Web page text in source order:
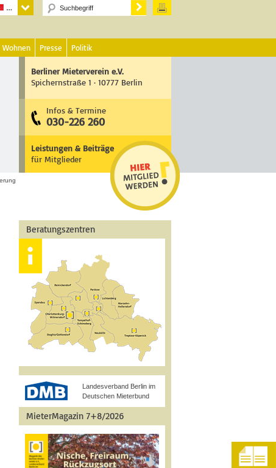
Wohnen Presse Politik
Berliner Mieterverein e.V.
Spichernstraße 1 · 10777 Berlin
Infos & Termine
030-226 260
Leistungen & Beiträge
für Mitglieder
Beratungszentren
Landesverband Berlin im
Deutschen Mieterbund
MieterMagazin 7+8/2026